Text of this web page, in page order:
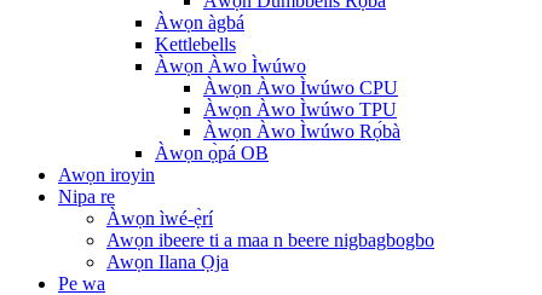
Àwọn àgbá
Kettlebells
Àwọn Àwo Ìwúwo
Àwọn Àwo Ìwúwo CPU
Àwọn Àwo Ìwúwo TPU
Àwọn Àwo Ìwúwo Rọ́bà
Àwọn ọ̀pá OB
Awọn iroyin
Nipa re
Àwọn ìwé-ẹ̀rí
Awọn ibeere ti a maa n beere nigbagbogbo
Awọn Ilana Ọja
Pe wa